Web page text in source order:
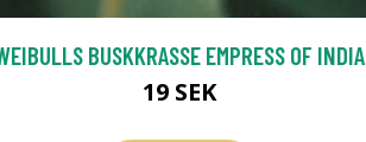
BUSKKRASSE EMPRESS OF INDIA
19 SEK